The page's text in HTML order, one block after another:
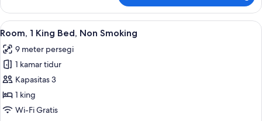
(Bathtub
w/
Grab
Bars)
Room,
Queen
Accessible,
Non
Smoking
(Bathtub
w/
Grab
Bars)
Lihat
semua
foto
untuk
Room,
1
King
Seprai premium, meja kerja, tirai
6
Room, 1 King Bed, Non Smoking
9 meter persegi
1 kamar tidur
Kapasitas 3
1 king
Wi-Fi Gratis